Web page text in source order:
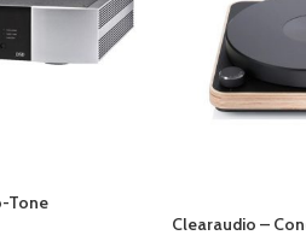
Tone
Clearaudio –